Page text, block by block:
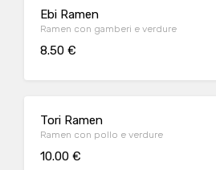
Ebi Ramen
Ramen con gamberi e verdure
8.50 €
Tori Ramen
Ramen con pollo e verdure
10.00 €